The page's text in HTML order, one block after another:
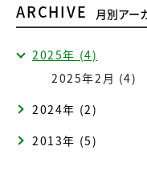
ARCHIVE 月別アー
2025年 (4)
2025年2月 (4)
2024年 (2)
2013年 (5)